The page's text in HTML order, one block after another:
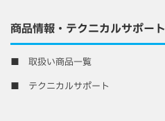
商品情報・テクニカルサポート
■ 取扱い商品一覧
■ テクニカルサポート